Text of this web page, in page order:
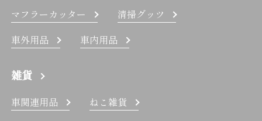
マフラーカッター
清掃グッツ
車外用品
車内用品
雑貨
車関連用品 ねこ雑貨